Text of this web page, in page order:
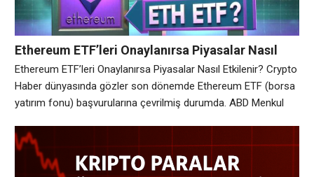
Ethereum ETF’leri Onaylanırsa Piyasalar Nasıl
Etkilenir?
Ethereum ETF’leri Onaylanırsa Piyasalar Nasıl Etkilenir? Crypto
Haber dünyasında gözler son dönemde Ethereum ETF (borsa
yatırım fonu) başvurularına çevrilmiş durumda. ABD Menkul
ETF’lerinin onaylanmasının ardından gözler şimdi Ethereum’a
çevrildi. Eğer Ethereum ETF’leri de onaylanırsa, bu gelişme
sadece Ethereum için değil, tüm kripto piyasaları için yeni bir